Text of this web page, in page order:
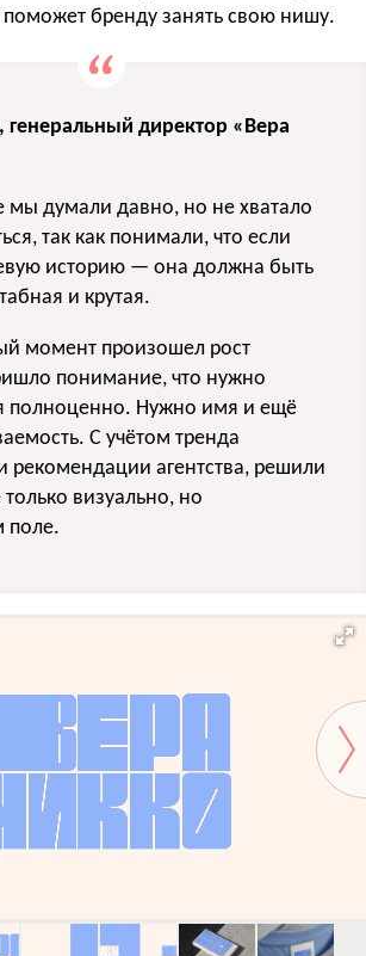
поможет бренду занять свою нишу.
генеральный директор «Вера
мы думали давно, но не хватало
так как понимали, что если
историю — она должна быть
и крутая.
момент произошел рост
понимание, что нужно
полноценно. Нужно имя и ещё
С учётом тренда
рекомендации агентства, решили
визуально, но
поле.